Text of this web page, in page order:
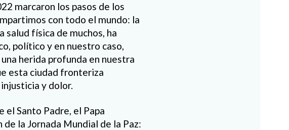
marcaron los pasos de los
con todo el mundo: la
salud física de muchos, ha
político y en nuestro caso,
herida profunda en nuestra
esta ciudad fronteriza
y dolor.
el Santo Padre, el Papa
la Jornada Mundial de la Paz: